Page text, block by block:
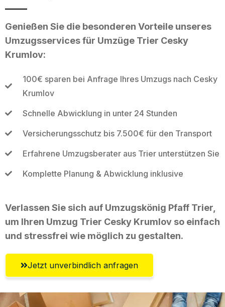
Genießen Sie die besonderen Vorteile unseres
Umzugsservices für Umzüge Trier Cesky
Krumlov:
100€ sparen bei Anfrage Ihres Umzugs nach Cesky
Krumlov
Schnelle Abwicklung in unter 24 Stunden
Versicherungsschutz bis 7.500€ für den Transport
Erfahrene Umzugsberater aus Trier unterstützen Sie
Komplette Planung & Abwicklung inklusive
Verlassen Sie sich auf Umzugskönig Pfaff Trier,
um Ihren Umzug Trier Cesky Krumlov so einfach
und stressfrei wie möglich zu gestalten.
Jetzt unverbindlich anfragen